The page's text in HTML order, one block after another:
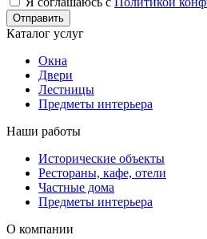
Отправить
Каталог услуг
Окна
Двери
Лестницы
Предметы интерьера
Наши работы
Исторические объекты
Рестораны, кафе, отели
Частные дома
Предметы интерьера
О компании